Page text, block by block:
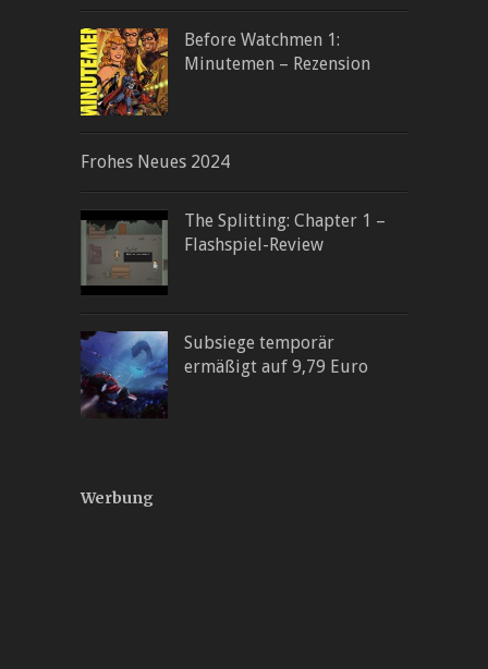
Before Watchmen 1:
Minutemen – Rezension
Frohes Neues 2024
The Splitting: Chapter 1 –
Flashspiel-Review
Subsiege temporär
ermäßigt auf 9,79 Euro
Werbung